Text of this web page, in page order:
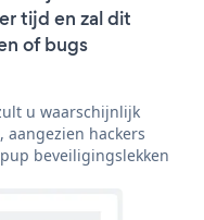
tijd en zal dit
of bugs
u waarschijnlijk
hackers
beveiligingslekken